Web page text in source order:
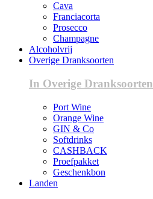
Cava
Franciacorta
Prosecco
Champagne
Alcoholvrij
Overige Dranksoorten
In Overige Dranksoorten
Port Wine
Orange Wine
GIN & Co
Softdrinks
CASHBACK
Proefpakket
Geschenkbon
Landen